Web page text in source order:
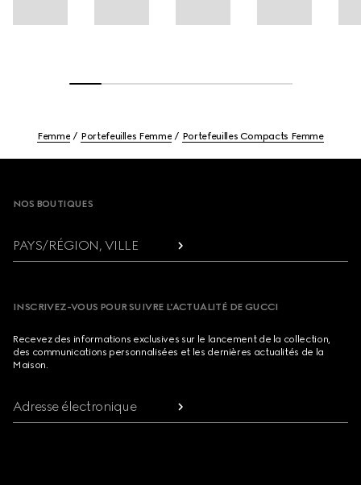
Femme Portefeuilles Femme Portefeuilles Compacts Femme
NOS BOUTIQUES
PAYS/RÉGION, VILLE
INSCRIVEZ-VOUS POUR SUIVRE L’ACTUALITÉ DE GUCCI
Recevez des informations exclusives sur le lancement de la collection,
des communications personnalisées et les dernières actualités de la
Maison.
Adresse électronique